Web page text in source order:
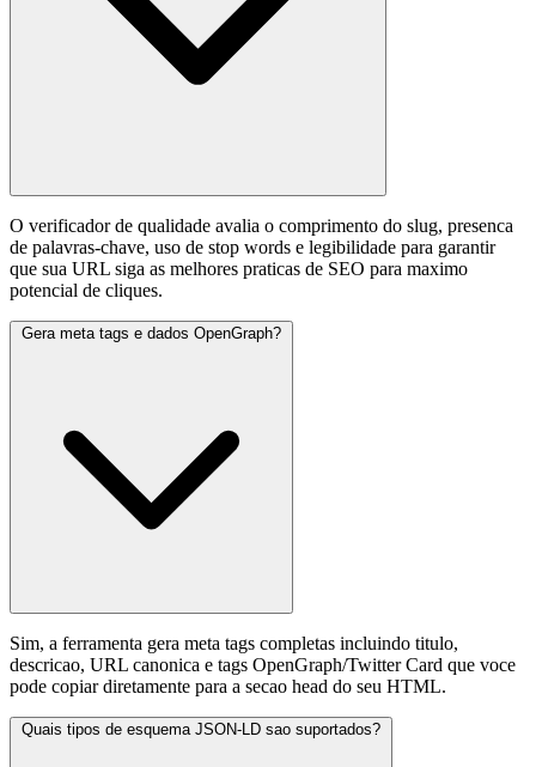
O verificador de qualidade avalia o comprimento do slug, presenca
de palavras-chave, uso de stop words e legibilidade para garantir
que sua URL siga as melhores praticas de SEO para maximo
potencial de cliques.
Gera meta tags e dados OpenGraph?
Sim, a ferramenta gera meta tags completas incluindo titulo,
descricao, URL canonica e tags OpenGraph/Twitter Card que voce
pode copiar diretamente para a secao head do seu HTML.
Quais tipos de esquema JSON-LD sao suportados?